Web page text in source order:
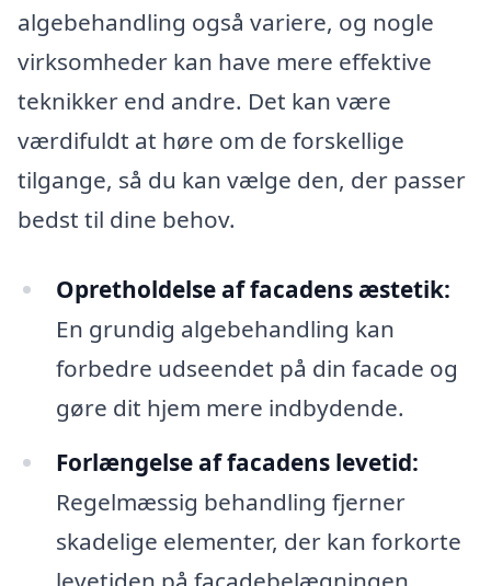
algebehandling også variere, og nogle
virksomheder kan have mere effektive
teknikker end andre. Det kan være
værdifuldt at høre om de forskellige
tilgange, så du kan vælge den, der passer
bedst til dine behov.
Opretholdelse af facadens æstetik:
En grundig algebehandling kan
forbedre udseendet på din facade og
gøre dit hjem mere indbydende.
Forlængelse af facadens levetid:
Regelmæssig behandling fjerner
skadelige elementer, der kan forkorte